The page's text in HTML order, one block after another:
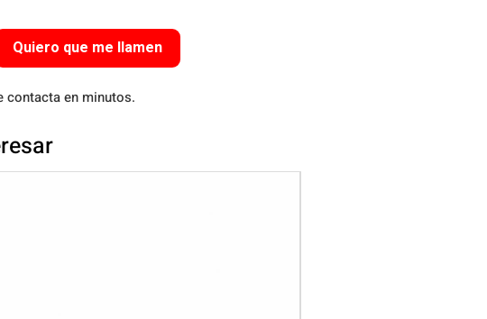
Quiero que me llamen
contacta en minutos.